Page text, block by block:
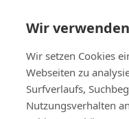
Die durchgestrichenen
© 2025Miba
Wir
Wir setzen Cookies
Webseiten zu
Surfverlaufs,
Nutzungsverhalten